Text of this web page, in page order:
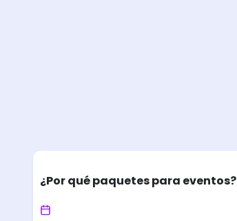
¿Por qué paquetes para eventos?